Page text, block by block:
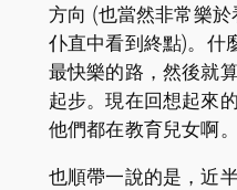
方向 (也當然非常樂
仆直中看到終點)。什
最快樂的路，然後就
起步。現在回想起來
他們都在教育兒女啊。
也順帶一說的是，近